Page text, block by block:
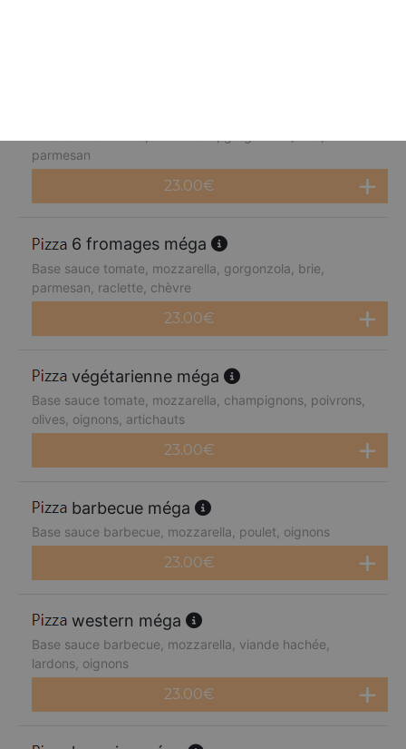
parmesan
23.00€
6 fromages méga
Base sauce tomate, mozzarella, gorgonzola, brie,
parmesan, raclette, chèvre
23.00€
végétarienne méga
Base sauce tomate, mozzarella, champignons, poivrons,
olives, oignons, artichauts
23.00€
barbecue méga
Base sauce barbecue, mozzarella, poulet, oignons
23.00€
western méga
Base sauce barbecue, mozzarella, viande hachée,
lardons, oignons
23.00€